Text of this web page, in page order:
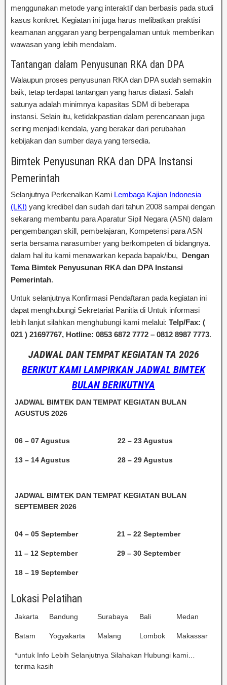
menggunakan metode yang interaktif dan berbasis pada studi
kasus konkret. Kegiatan ini juga harus melibatkan praktisi
keamanan anggaran yang berpengalaman untuk memberikan
wawasan yang lebih mendalam.
Tantangan dalam Penyusunan RKA dan DPA
Walaupun proses penyusunan RKA dan DPA sudah semakin
baik, tetap terdapat tantangan yang harus diatasi. Salah
satunya adalah minimnya kapasitas SDM di beberapa
instansi. Selain itu, ketidakpastian dalam perencanaan juga
sering menjadi kendala, yang berakar dari perubahan
kebijakan dan sumber daya yang tersedia.
Bimtek Penyusunan RKA dan DPA Instansi
Pemerintah
Selanjutnya Perkenalkan Kami Lembaga Kajian Indonesia
(LKI) yang kredibel dan sudah dari tahun 2008 sampai dengan
sekarang membantu para Aparatur Sipil Negara (ASN) dalam
pengembangan skill, pembelajaran, Kompetensi para ASN
serta bersama narasumber yang berkompeten di bidangnya.
dalam hal itu kami menawarkan kepada bapak/ibu, Dengan
Tema Bimtek Penyusunan RKA dan DPA Instansi
Pemerintah.
Untuk selanjutnya Konfirmasi Pendaftaran pada kegiatan ini
dapat menghubungi Sekretariat Panitia di Untuk informasi
lebih lanjut silahkan menghubungi kami melalui: Telp/Fax: (
021 ) 21697767, Hotline: 0853 6872 7772 – 0812 8987 7773.
JADWAL DAN TEMPAT KEGIATAN TA 2026
BERIKUT KAMI LAMPIRKAN JADWAL BIMTEK
BULAN BERIKUTNYA
JADWAL BIMTEK DAN TEMPAT KEGIATAN BULAN
AGUSTUS 2026
06 – 07 Agustus 22 – 23 Agustus
13 – 14 Agustus 28 – 29 Agustus
JADWAL BIMTEK DAN TEMPAT KEGIATAN BULAN
SEPTEMBER 2026
04 – 05 September 21 – 22 September
11 – 12 September 29 – 30 September
18 – 19 September
Lokasi Pelatihan
Jakarta Bandung Surabaya Bali Medan
Batam Yogyakarta Malang Lombok Makassar
*untuk Info Lebih Selanjutnya Silahakan Hubungi kami…
terima kasih